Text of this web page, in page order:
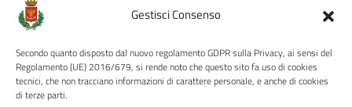
Gestisci Consenso
Secondo quanto disposto dal nuovo regolamento GDPR sulla Privacy, ai sensi del
Regolamento (UE) 2016/679, si rende noto che questo sito fa uso di cookies
tecnici, che non tracciano informazioni di carattere personale, e anche di cookies
di terze parti.
Amministrazione Trasparente
Albo pretorio
Informativa privacy
Note legali